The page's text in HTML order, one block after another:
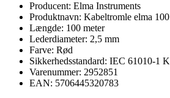
Producent: Elma Instruments
Produktnavn: Kabeltromle elma
Længde: 100 meter
Lederdiameter: 2,5 mm
Farve: Rød
Sikkerhedsstandard: IEC 61010-1
Varenummer: 2952851
EAN: 5706445320783